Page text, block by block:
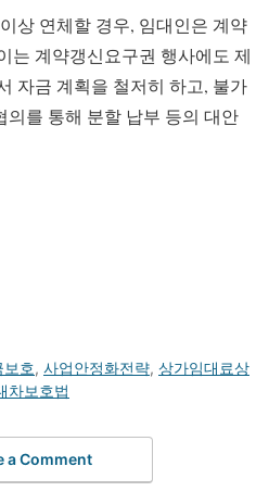
상 연체할 경우, 임대인은 계약
는 계약갱신요구권 행사에도 제
자금 계획을 철저히 하고, 불가
의를 통해 분할 납부 등의 대안
보호, 사업안정화전략, 상가임대료상
차보호법
a Comment